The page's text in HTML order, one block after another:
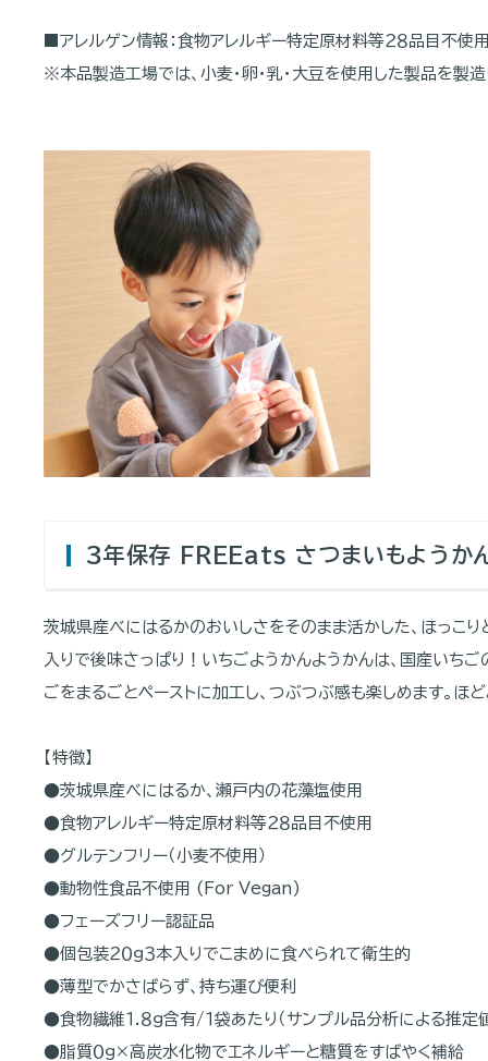
■アレルゲン情報：食物アレルギー特定原材料等２８品目不使
※本品製造工場では、小麦・卵・乳・大豆を使用した製品を製造
３年保存 FREEats さつまいもようか
茨城県産べにはるかのおいしさをそのまま活かした、ほっこ
入りで後味さっぱり！いちごようかんようかんは、国産いち
ごをまるごとペーストに加工し、つぶつぶ感も楽しめます。ほ
【特徴】
●茨城県産べにはるか、瀬戸内の花藻塩使用
●食物アレルギー特定原材料等２８品目不使用
●グルテンフリー（小麦不使用）
●動物性食品不使用 (For Vegan)
●フェーズフリー認証品
●個包装２０ｇ３本入りでこまめに食べられて衛生的
●薄型でかさばらず、持ち運び便利
●食物繊維１.８ｇ含有/１袋あたり（サンプル品分析による推定
●脂質０ｇ×高炭水化物でエネルギーと糖質をすばやく補給